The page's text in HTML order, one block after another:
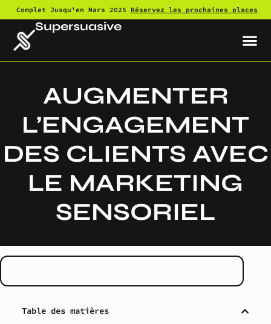
Complet Jusqu'en Mars 2025 Réservez les prochaines places
Supersuasive
AUGMENTER
L’ENGAGEMENT
DES CLIENTS AVEC
LE MARKETING
SENSORIEL
Table des matières